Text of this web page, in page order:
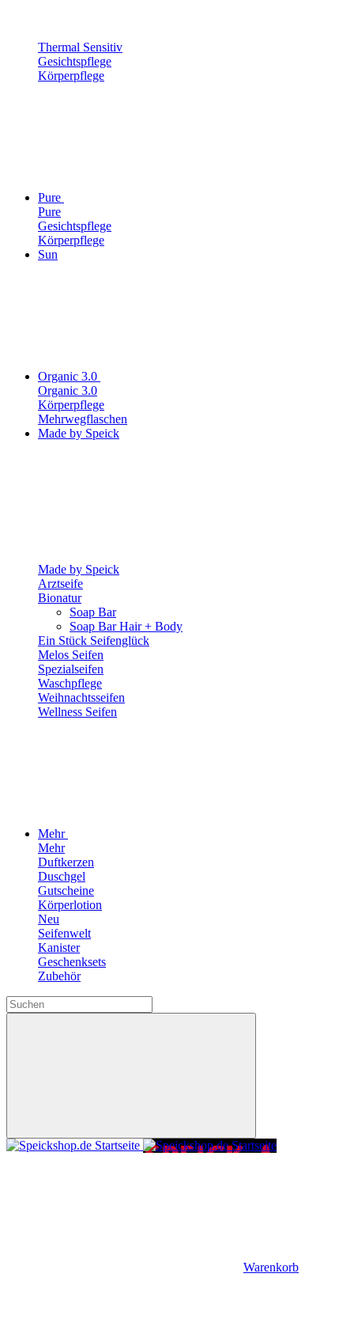
Thermal Sensitiv
Gesichtspflege
Körperpflege
Pure
Pure
Gesichtspflege
Körperpflege
Sun
Organic 3.0
Organic 3.0
Körperpflege
Mehrwegflaschen
Made by Speick
Made by Speick
Arztseife
Bionatur
Soap Bar
Soap Bar Hair + Body
Ein Stück Seifenglück
Melos Seifen
Spezialseifen
Waschpflege
Weihnachtsseifen
Wellness Seifen
Mehr
Mehr
Duftkerzen
Duschgel
Gutscheine
Körperlotion
Neu
Seifenwelt
Kanister
Geschenksets
Zubehör
Warenkorb